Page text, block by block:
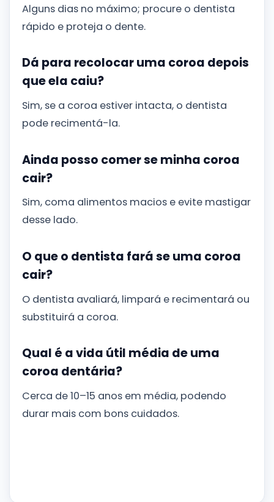
Alguns dias no máximo; procure o dentista
rápido e proteja o dente.
Dá para recolocar uma coroa depois
que ela caiu?
Sim, se a coroa estiver intacta, o dentista
pode recimentá-la.
Ainda posso comer se minha coroa
cair?
Sim, coma alimentos macios e evite mastigar
desse lado.
O que o dentista fará se uma coroa
cair?
O dentista avaliará, limpará e recimentará ou
substituirá a coroa.
Qual é a vida útil média de uma
coroa dentária?
Cerca de 10–15 anos em média, podendo
durar mais com bons cuidados.